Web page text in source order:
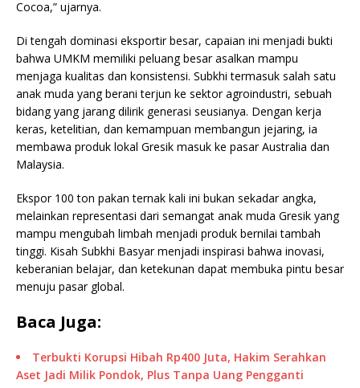
Cocoa,” ujarnya.
Di tengah dominasi eksportir besar, capaian ini menjadi bukti
bahwa UMKM memiliki peluang besar asalkan mampu
menjaga kualitas dan konsistensi. Subkhi termasuk salah satu
anak muda yang berani terjun ke sektor agroindustri, sebuah
bidang yang jarang dilirik generasi seusianya. Dengan kerja
keras, ketelitian, dan kemampuan membangun jejaring, ia
membawa produk lokal Gresik masuk ke pasar Australia dan
Malaysia.
Ekspor 100 ton pakan ternak kali ini bukan sekadar angka,
melainkan representasi dari semangat anak muda Gresik yang
mampu mengubah limbah menjadi produk bernilai tambah
tinggi. Kisah Subkhi Basyar menjadi inspirasi bahwa inovasi,
keberanian belajar, dan ketekunan dapat membuka pintu besar
menuju pasar global.
Baca Juga:
Terbukti Korupsi Hibah Rp400 Juta, Hakim Serahkan
Aset Jadi Milik Pondok, Plus Tanpa Uang Pengganti